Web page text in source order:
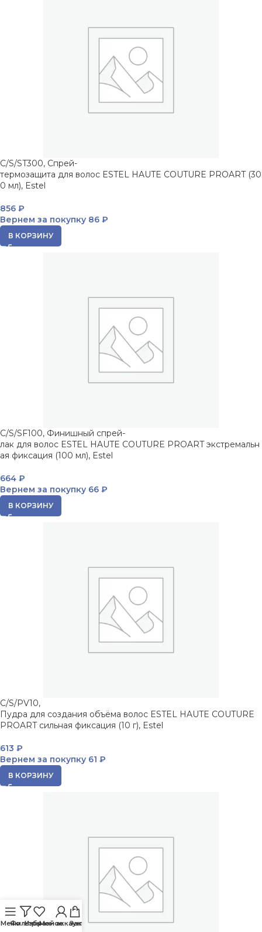
C/S/ST300, Спрей-
термозащита для волос ESTEL HAUTE COUTURE PROART (30
0 мл), Estel
856 ₽
Вернем за покупку 86 ₽
В КОРЗИНУ
C/S/SF100, Финишный спрей-
лак для волос ESTEL HAUTE COUTURE PROART экстремальн
ая фиксация (100 мл), Estel
664 ₽
Вернем за покупку 66 ₽
В КОРЗИНУ
C/S/PV10,
Пудра для создания объёма волос ESTEL HAUTE COUTURE
PROART сильная фиксация (10 г), Estel
613 ₽
Вернем за покупку 61 ₽
В КОРЗИНУ
МенюФильтры
Избранное
Мой аккаунт
Заказ